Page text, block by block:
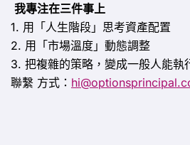
我專注在三件事上
1. 用「人生階段」思考資產配置
2. 用「市場溫度」動態調整
3. 把複雜的策略，變成一般人能執
聯繫 方式：